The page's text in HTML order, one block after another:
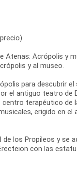
Atenas: Acrópolis y
y al museo.
para descubrir
el antiguo teatro de
terapéutico de
erigido en
los Propileos y se
con las